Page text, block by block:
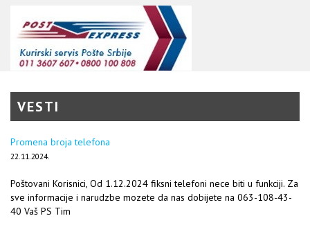
VESTI
Promena broja telefona
22.11.2024.
Poštovani Korisnici, Od 1.12.2024 fiksni telefoni nece biti u funkciji. Za
sve informacije i narudzbe mozete da nas dobijete na 063-108-43-
40 Vaš PS Tim